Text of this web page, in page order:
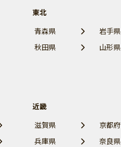
東北
青森県
岩手県
秋田県
山形県
近畿
滋賀県
京都府
兵庫県
奈良県